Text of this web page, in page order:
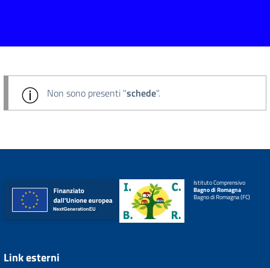
Non sono presenti "schede".
Istituto Comprensivo
Bagno di Romagna
Bagno di Romagna (FC)
Link esterni